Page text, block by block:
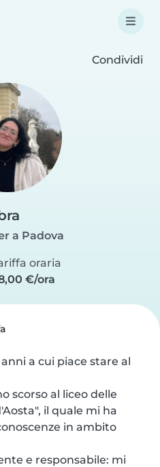
Condividi
a Padova
oraria
€/ora
a cui piace stare al
scorso al liceo delle
il quale mi ha
in ambito
e responsabile: mi